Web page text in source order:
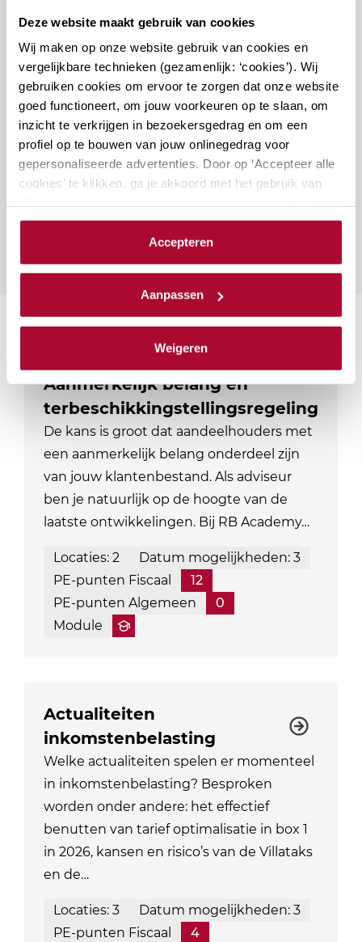
Deze website maakt gebruik van cookies
Wij maken op onze website gebruik van cookies en
vergelijkbare technieken (gezamenlijk: ‘cookies’). Wij
gebruiken cookies om ervoor te zorgen dat onze website
goed functioneert, om jouw voorkeuren op te slaan, om
inzicht te verkrijgen in bezoekersgedrag en om een
profiel op te bouwen van jouw onlinegedrag voor
gepersonaliseerde advertenties. Door op ‘Accepteer alle
cookies’ te klikken, ga je akkoord met het gebruik van
cookieverklaring.
We werken samen met23 derdendie uw gegevens
Accepteren
Aanpassen
Weigeren
Vragen over deze cursus?
Naar vragenformulier
Suggesties
Aanmerkelijk belang en
terbeschikkingstellingsregeling
De kans is groot dat aandeelhouders met
een aanmerkelijk belang onderdeel zijn
van jouw klantenbestand. Als adviseur
ben je natuurlijk op de hoogte van de
laatste ontwikkelingen. Bij RB Academy…
Locaties: 2
Datum mogelijkheden: 3
PE-punten Fiscaal
12
PE-punten Algemeen
0
Module
Actualiteiten
inkomstenbelasting
Welke actualiteiten spelen er momenteel
in inkomstenbelasting? Besproken
worden onder andere: het effectief
benutten van tarief optimalisatie in box 1
in 2026, kansen en risico’s van de Villataks
en de…
Locaties: 3
Datum mogelijkheden: 3
PE-punten Fiscaal
4